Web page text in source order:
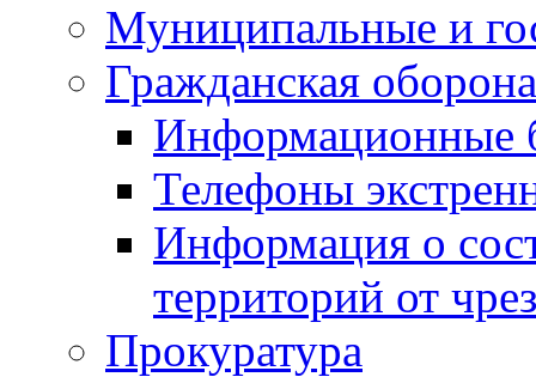
Муниципальные и
Гражданская
Информационные
Телефоны
Информация о
территорий от
Прокуратура